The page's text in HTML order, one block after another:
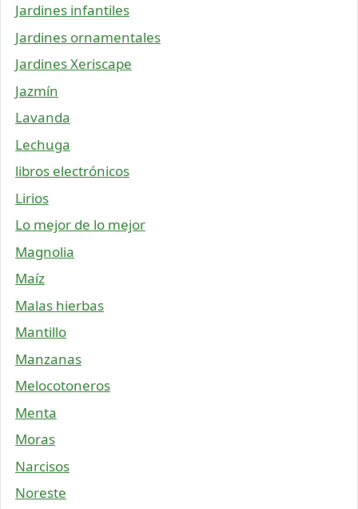
Jardines infantiles
Jardines ornamentales
Jardines Xeriscape
Jazmín
Lavanda
Lechuga
libros electrónicos
Lirios
Lo mejor de lo mejor
Magnolia
Maíz
Malas hierbas
Mantillo
Manzanas
Melocotoneros
Menta
Moras
Narcisos
Noreste